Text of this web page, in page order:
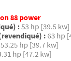
88 power
: 53 hp [39.5 kw]
: 63 hp
53.25 hp [39.7 kw]
hp [47.2 kw]